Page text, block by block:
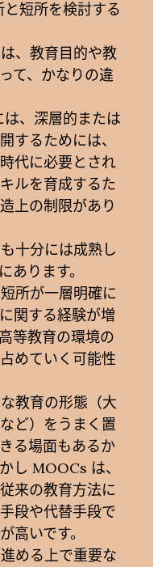
短所を検討する
、教育目的や教
て、かなりの違
、深層的または
するためには、
代に必要とされ
ルを育成するた
上の制限があり
十分には成熟し
あります。
所が一層明確に
関する経験が増
等教育の環境の
めていく可能性
教育の形態（大
ど）をうまく置
る場面もあるか
し MOOCs は、
来の教育方法に
段や代替手段で
高いです。
める上で重要な